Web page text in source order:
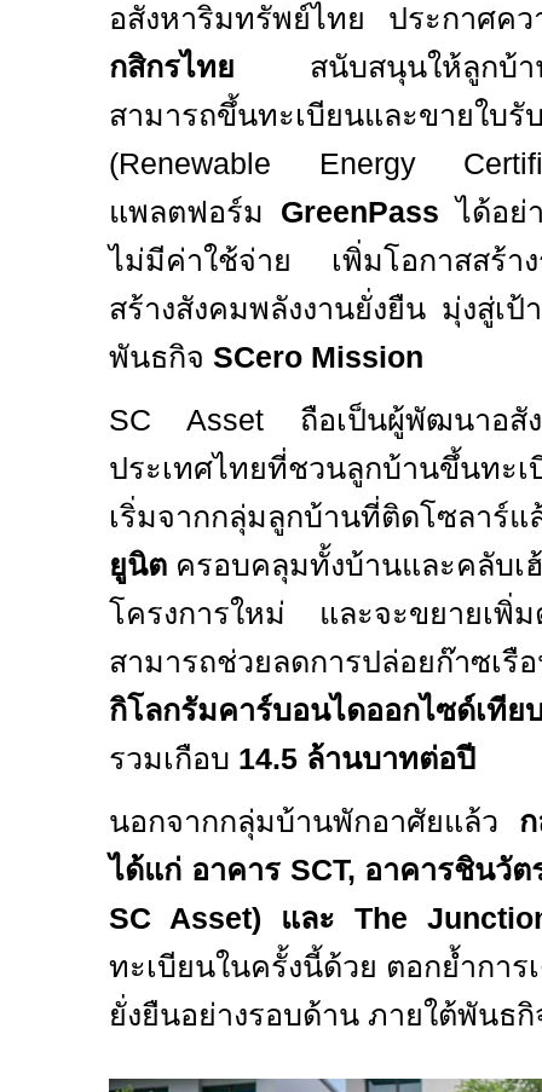
อสังหาริมทรัพย์ไทย ประกาศค
กสิกรไทย
สนับสนุนให้ลูกบ้
สามารถขึ้นทะเบียนและขายใบรั
(Renewable Energy
แพลตฟอร์ม
GreenPass ได้อย่
ไม่มีค่าใช้จ่าย เพิ่มโอกาสสร้
สร้างสังคมพลังงานยั่งยืน มุ่งสู่เป้
พันธกิจ SCero Mission
SC Asset ถือเป็นผู้พัฒนาอสั
ประเทศไทยที่ชวนลูกบ้านขึ้นทะเ
เริ่มจากกลุ่มลูกบ้านที่ติดโซลาร์แ
ยูนิต ครอบคลุมทั้งบ้านและคลับเ
โครงการใหม่ และจะขยายเพิ่
สามารถช่วยลดการปล่อยก๊าซเรื
กิโลกรัมคาร์บอนไดออกไซด์เทีย
รวมเกือบ 14.5 ล้านบาทต่อปี
นอกจากกลุ่มบ้านพักอาศัยแล้ว
ได้แก่ อาคาร SCT, อาคารชินวั
SC Asset) และ The
ทะเบียนในครั้งนี้ด้วย ตอกย้ำกา
ยั่งยืนอย่างรอบด้าน ภายใต้พันธกิ